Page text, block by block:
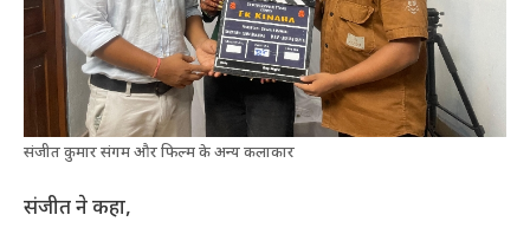
संजीत कुमार संगम और फिल्म के अन्य कलाकार
संजीत ने कहा,